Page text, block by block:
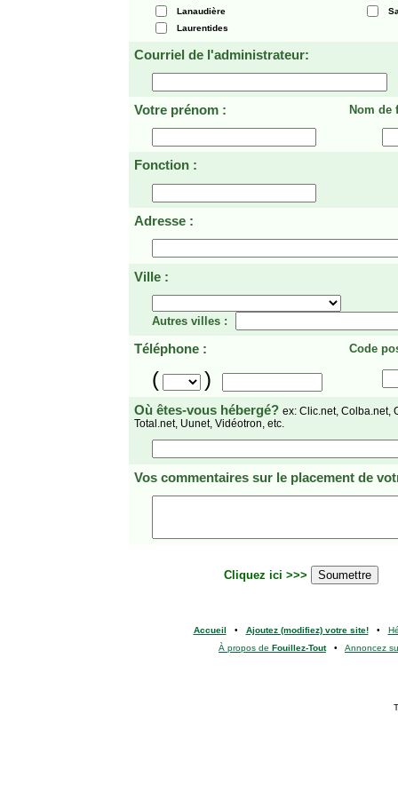
Lanaudière
Laurentides
Courriel de l'administrateur:
Votre prénom : Nom de
Fonction :
Adresse :
Ville :
Autres villes :
Téléphone : Code
( )
Où êtes-vous hébergé? ex: Clic.net, Colba.net,
Total.net, Uunet, Vidéotron, etc.
Vos commentaires sur le placement de
Cliquez ici >>>
Accueil • Ajoutez (modifiez) votre site!•
À propos de Fouillez-Tout• Annoncez